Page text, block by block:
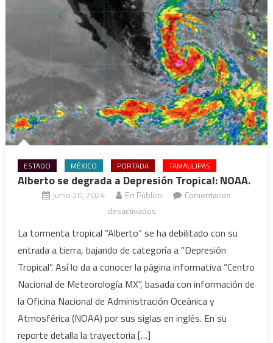
ESTADO MÉXICO PORTADA TAMAULIPAS
Alberto se degrada a Depresión Tropical: NOAA.
junio 20, 2024 En Público
Comentarios
desactivadosen
se
degrada
a
Depresión
Tropical:
NOAA.
La tormenta tropical “Alberto” se ha debilitado con su
entrada a tierra, bajando de categoría a “Depresión
Tropical”. Así lo da a conocer la página informativa “Centro
Nacional de Meteorología MX”, basada con información de
la Oficina Nacional de Administración Oceánica y
Atmosférica (NOAA) por sus siglas en inglés. En su
reporte detalla la trayectoria […]